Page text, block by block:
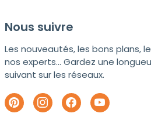
Nous suivre
Les nouveautés, les bons plans,
nos experts... Gardez une
suivant sur les réseaux.